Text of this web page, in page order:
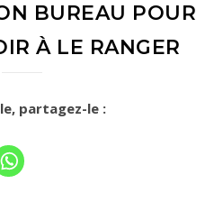
BUREAU POUR
À LE RANGER
partagez-le :